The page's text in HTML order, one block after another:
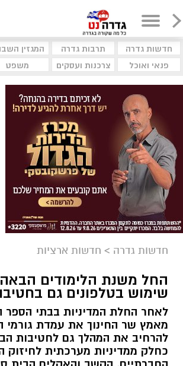
חדשות גדרה תרבות גדרה המגזין
פנאי ואוכל
צרכנות ועסקים משפט
חדשות גדרה > חדשות ארציות
החל משנת הלימודים הבאה
שימוש בטלפונים גם
לאחר החלת המדיניות בבתי הספר
מאמץ שר החינוך את עמדת גורמי
להרחיב את המהלך גם לחטיבות
כחלק ממדיניות מערכתית לחיזוק